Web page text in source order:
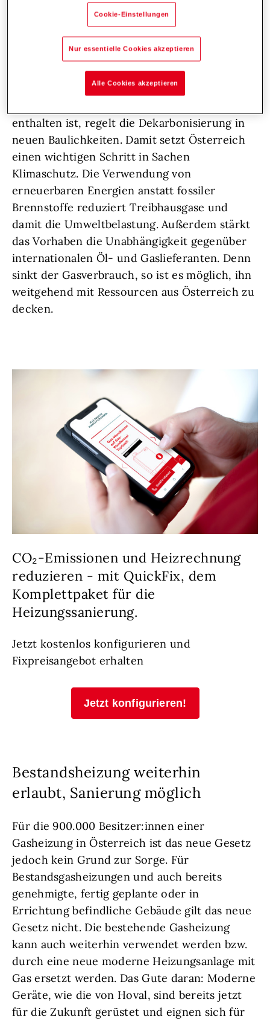
Die Gründe des Gasheizungsverbot
Das Erneuerbare-Wärme-Gesetz, in dem auch
enthalten ist, regelt die Dekarbonisierung in
neuen Baulichkeiten. Damit setzt Österreich
einen wichtigen Schritt in Sachen
Klimaschutz. Die Verwendung von
erneuerbaren Energien anstatt fossiler
Brennstoffe reduziert Treibhausgase und
damit die Umweltbelastung. Außerdem stärkt
das Vorhaben die Unabhängigkeit gegenüber
internationalen Öl- und Gaslieferanten. Denn
sinkt der Gasverbrauch, so ist es möglich, ihn
weitgehend mit Ressourcen aus Österreich zu
decken.
CO₂-Emissionen und Heizrechnung
reduzieren - mit QuickFix, dem
Komplettpaket für die
Heizungssanierung.
Jetzt kostenlos konfigurieren und
Fixpreisangebot erhalten
Jetzt konfigurieren!
Bestandsheizung weiterhin
erlaubt, Sanierung möglich
Für die 900.000 Besitzer:innen einer
Gasheizung in Österreich ist das neue Gesetz
jedoch kein Grund zur Sorge. Für
Bestandsgasheizungen und auch bereits
genehmigte, fertig geplante oder in
Errichtung befindliche Gebäude gilt das neue
Gesetz nicht. Die bestehende Gasheizung
kann auch weiterhin verwendet werden bzw.
durch eine neue moderne Heizungsanlage mit
Gas ersetzt werden. Das Gute daran: Moderne
Geräte, wie die von Hoval, sind bereits jetzt
für die Zukunft gerüstet und eignen sich für
Cookie-Einstellungen
Nur essentielle Cookies akzeptieren
Alle Cookies akzeptieren